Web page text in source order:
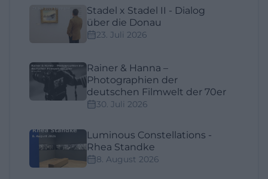
Stadel x Stadel II - Dialog
über die Donau
23. Juli 2026
Rainer & Hanna –
Photographien der
deutschen Filmwelt der 70er
30. Juli 2026
Luminous Constellations -
Rhea Standke
8. August 2026